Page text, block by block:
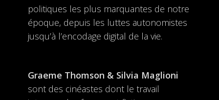
politiques les plus marquantes de notre
époque, depuis les luttes autonomistes
jusqu’à l’encodage digital de la vie.
Graeme Thomson & Silvia Maglioni
sont des cinéastes dont le travail